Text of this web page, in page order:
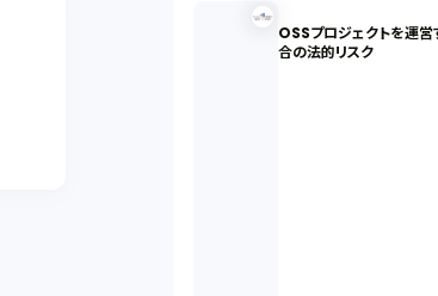
OSSプロジェクトを運営
合の法的リスク